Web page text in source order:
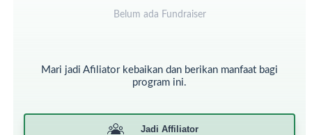
beri’tikaf di masjid ini -masjid Nabawi- selama sebulan
no. 176).
Belum ada Fundraiser
Mari jadi Afiliator kebaikan dan berikan manfaat bagi
program ini.
Jadi Affiliator